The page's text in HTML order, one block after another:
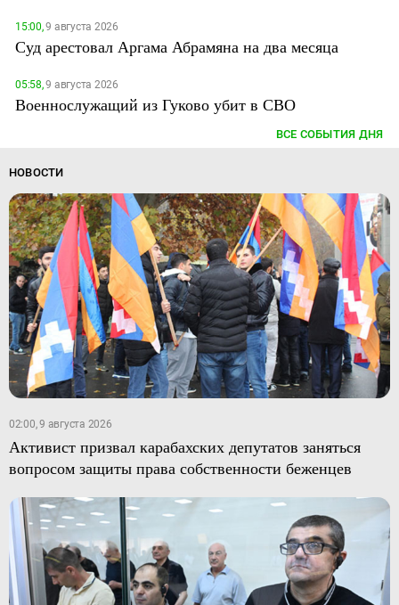
15:00,9 августа 2026
Суд арестовал Аргама Абрамяна на два месяца
05:58,9 августа 2026
Военнослужащий из Гуково убит в СВО
ВСЕ СОБЫТИЯ ДНЯ
НОВОСТИ
02:00, 9 августа 2026
Активист призвал карабахских депутатов заняться
вопросом защиты права собственности беженцев